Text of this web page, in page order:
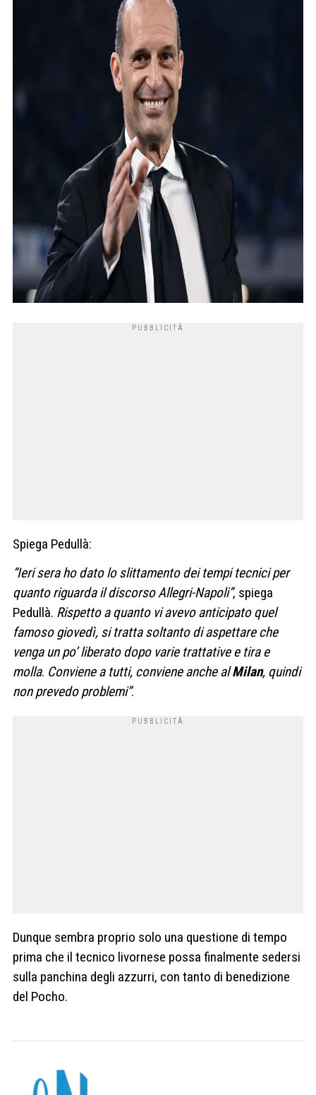
Spiega Pedullà:
“Ieri sera ho dato lo slittamento dei tempi tecnici per
quanto riguarda il discorso Allegri-Napoli”, spiega
Pedullà. Rispetto a quanto vi avevo anticipato quel
famoso giovedì, si tratta soltanto di aspettare che
venga un po’ liberato dopo varie trattative e tira e
molla. Conviene a tutti, conviene anche alMilan, quindi
non prevedo problemi”.
Dunque sembra proprio solo una questione di tempo
prima che il tecnico livornese possa finalmente sedersi
sulla panchina degli azzurri, con tanto di benedizione
del Pocho.